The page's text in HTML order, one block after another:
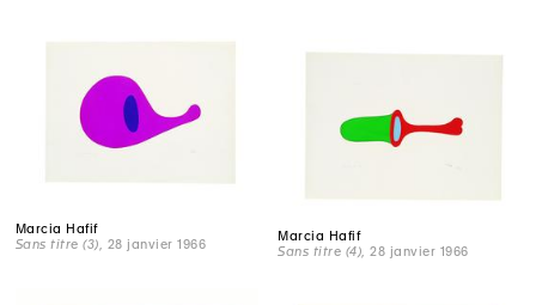
Marcia Hafif
Sans titre (3) , 28 janvier 1966
Marcia Hafif
Sans titre (4) , 28 janvier 1966